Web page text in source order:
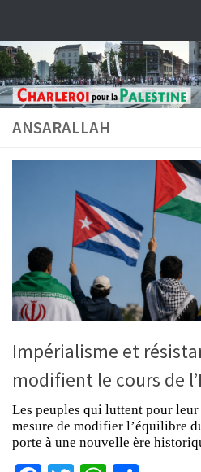
ANSARALLAH
Impérialisme et
modifient le cours de
Les peuples qui luttent pour
mesure de modifier l’équilibre
porte à une nouvelle ère